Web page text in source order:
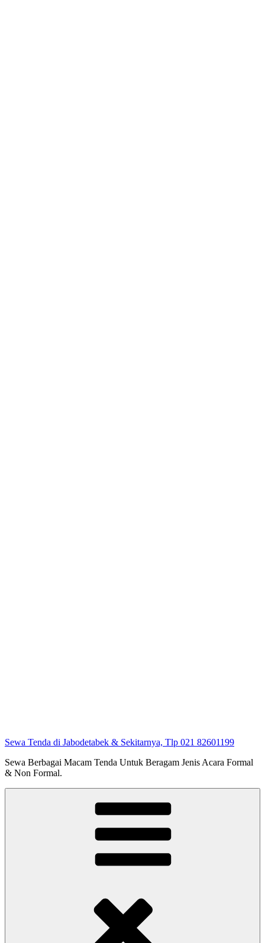
Sewa Tenda di Jabodetabek & Sekitarnya, Tlp 021 82601199
Sewa Berbagai Macam Tenda Untuk Beragam Jenis Acara Formal
& Non Formal.